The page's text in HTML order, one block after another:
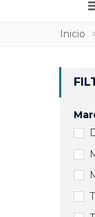
Inicio